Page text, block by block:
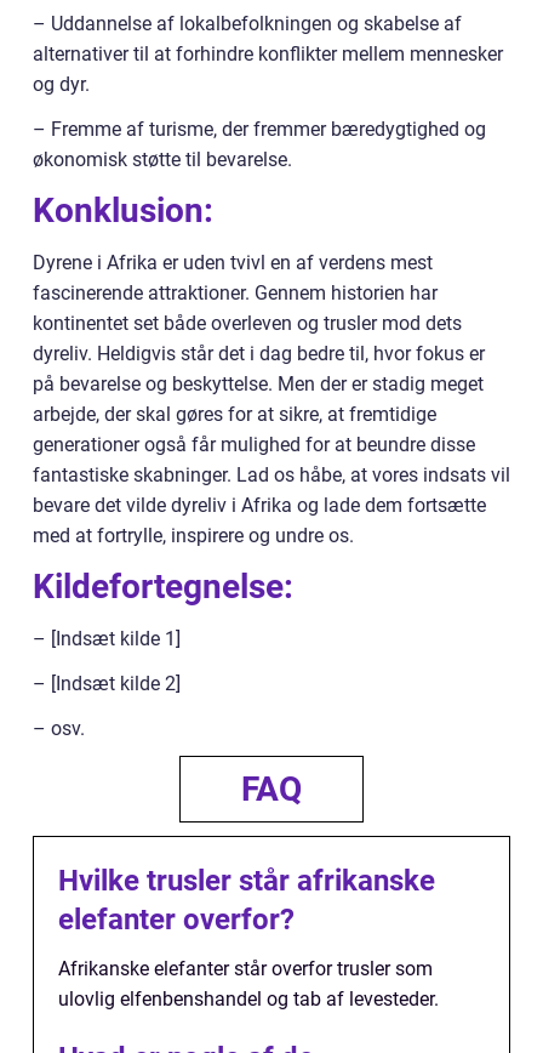
– Uddannelse af lokalbefolkningen og skabelse af
alternativer til at forhindre konflikter mellem mennesker
og dyr.
– Fremme af turisme, der fremmer bæredygtighed og
økonomisk støtte til bevarelse.
Konklusion:
Dyrene i Afrika er uden tvivl en af verdens mest
fascinerende attraktioner. Gennem historien har
kontinentet set både overleven og trusler mod dets
dyreliv. Heldigvis står det i dag bedre til, hvor fokus er
på bevarelse og beskyttelse. Men der er stadig meget
arbejde, der skal gøres for at sikre, at fremtidige
generationer også får mulighed for at beundre disse
fantastiske skabninger. Lad os håbe, at vores indsats vil
bevare det vilde dyreliv i Afrika og lade dem fortsætte
med at fortrylle, inspirere og undre os.
Kildefortegnelse:
– [Indsæt kilde 1]
– [Indsæt kilde 2]
– osv.
FAQ
Hvilke trusler står afrikanske
elefanter overfor?
Afrikanske elefanter står overfor trusler som
ulovlig elfenbenshandel og tab af levesteder.